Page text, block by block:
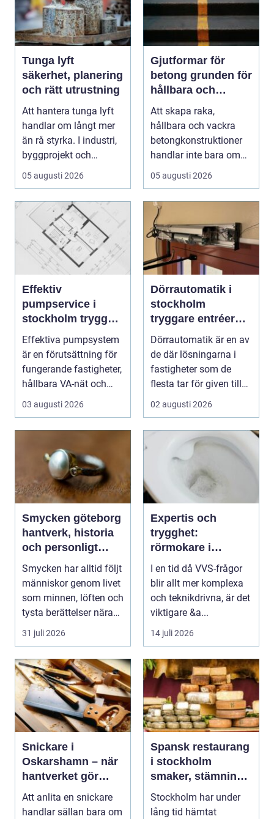
Tunga lyft
säkerhet, planering
och rätt utrustning
Att hantera tunga lyft
handlar om långt mer
än rå styrka. I industri,
byggprojekt och
infrastruktur ...
05 augusti 2026
Gjutformar för
betong grunden för
hållbara och
precisa
konstruktioner
Att skapa raka,
hållbara och vackra
betongkonstruktioner
handlar inte bara om
rätt betongrecept elle...
05 augusti 2026
Effektiv
pumpservice i
stockholm trygg
drift utan avbrott
Effektiva pumpsystem
är en förutsättning för
fungerande fastigheter,
hållbara VA-nät och
trygg hante...
03 augusti 2026
Dörrautomatik i
stockholm
tryggare entréer
och bättre
tillgänglighet
Dörrautomatik är en av
de där lösningarna i
fastigheter som de
flesta tar för given tills
den sakna...
02 augusti 2026
Smycken göteborg
hantverk, historia
och personligt
uttryck
Smycken har alltid följt
människor genom livet
som minnen, löften och
tysta berättelser nära
huden....
31 juli 2026
Expertis och
trygghet:
rörmokare i
jämtland
I en tid då VVS-frågor
blir allt mer komplexa
och teknikdrivna, är det
viktigare &a...
14 juli 2026
Snickare i
Oskarshamn – när
hantverket gör
skillnad i vardagen
Att anlita en snickare
handlar sällan bara om
Spansk restaurang
i stockholm
smaker, stämning
och smarta val
Stockholm har under
lång tid hämtat